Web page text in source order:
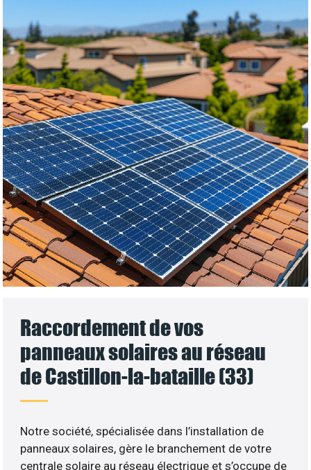
Raccordement de vos
panneaux solaires au réseau
de Castillon-la-bataille (33)
Notre société, spécialisée dans l’installation de
panneaux solaires, gère le branchement de votre
centrale solaire au réseau électrique et s’occupe de